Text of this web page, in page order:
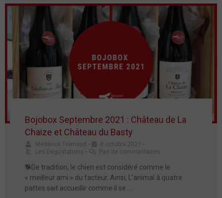
Bojobox Septembre 2021 : Château de La
Chaize et Château du Basty
Médérick Trémaud • 8 octobre 2021 •
Les Dégustations • Pas de commentaires
🐕De tradition, le chien est considéré comme le
« meilleur ami » du facteur. Ainsi, L’animal à quatre
pattes sait accueillir comme il se …